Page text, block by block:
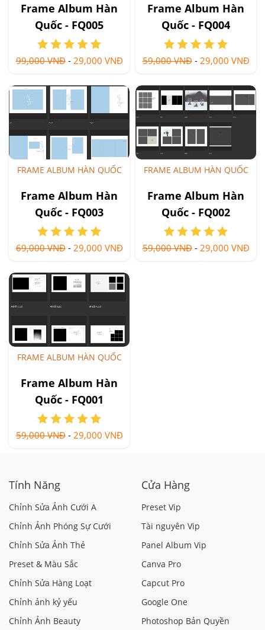
Frame Album Hàn
Quốc - FQ005
99,000 VNĐ- 29,000 VNĐ
Frame Album Hàn
Quốc - FQ004
59,000 VNĐ- 29,000 VNĐ
FRAME ALBUM HÀN QUỐC
Frame Album Hàn
Quốc - FQ003
69,000 VNĐ- 29,000 VNĐ
FRAME ALBUM HÀN QUỐC
Frame Album Hàn
Quốc - FQ002
59,000 VNĐ- 29,000 VNĐ
FRAME ALBUM HÀN QUỐC
Frame Album Hàn
Quốc - FQ001
59,000 VNĐ- 29,000 VNĐ
Tính Năng
Chỉnh Sửa Ảnh Cưới A
Chỉnh Ảnh Phóng Sự Cưới
Chỉnh Sửa Ảnh Thẻ
Preset & Màu Sắc
Chỉnh Sửa Hàng Loạt
Chỉnh ảnh kỷ yếu
Chỉnh Ảnh Beauty
Cửa Hàng
Preset Vip
Tài nguyên Vip
Panel Album Vip
Canva Pro
Capcut Pro
Google One
Photoshop Bản Quyền